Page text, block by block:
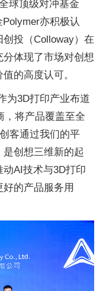
球顶级对冲基金
亦积极认
投（Colloway）在
体现了市场对创想
的高度认可。
为3D打印产业布道
，将产品覆盖至全
客通过我们的平
创想三维新的起
AI技术与3D打印
的产品服务用